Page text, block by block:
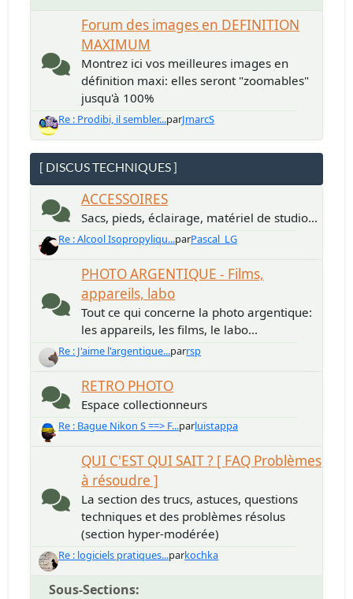
Forum des images en DEFINITION
MAXIMUM
Montrez ici vos meilleures images en
définition maxi: elles seront "zoomables"
jusqu'à 100%
Re : Prodibi, il sembler...parJmarcS
[ DISCUS TECHNIQUES ]
ACCESSOIRES
Sacs, pieds, éclairage, matériel de studio...
Re : Alcool Isopropyliqu...parPascal_LG
PHOTO ARGENTIQUE - Films,
appareils, labo
Tout ce qui concerne la photo argentique:
les appareils, les films, le labo...
Re : J'aime l'argentique...parrsp
RETRO PHOTO
Espace collectionneurs
Re : Bague Nikon S ==> F...parluistappa
QUI C'EST QUI SAIT ? [ FAQ Problèmes
à résoudre ]
La section des trucs, astuces, questions
techniques et des problèmes résolus
(section hyper-modérée)
Re : logiciels pratiques...parkochka
Sous-Sections